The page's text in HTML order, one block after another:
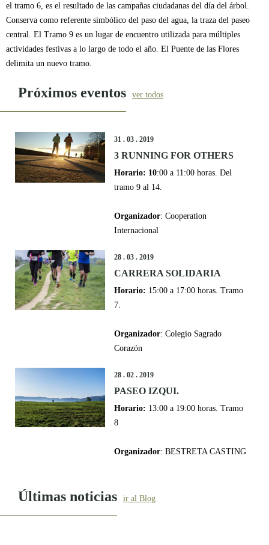
el tramo 6, es el resultado de las campañas ciudadanas del día del árbol.
Conserva como referente simbólico del paso del agua, la traza del paseo
central. El Tramo 9 es un lugar de encuentro utilizada para múltiples
actividades festivas a lo largo de todo el año. El Puente de las Flores
delimita un nuevo tramo.
Próximos eventos ver todos
31 . 03 . 2019
3 RUNNING FOR OTHERS
Horario: 10:00 a 11:00 horas. Del
tramo 9 al 14.
Organizador: Cooperation
Internacional
28 . 03 . 2019
CARRERA SOLIDARIA
Horario: 15:00 a 17:00 horas. Tramo
7.
Organizador: Colegio Sagrado
Corazón
28 . 02 . 2019
PASEO IZQUI.
Horario: 13:00 a 19:00 horas. Tramo
8
Organizador: BESTRETA CASTING
Últimas noticias ir al Blog